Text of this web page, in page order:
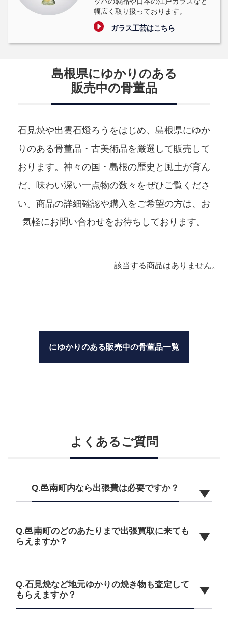
幅広く取り扱っております。
ガラス工芸はこちら
島根県にゆかりのある
販売中の骨董品
石見焼や出雲石燈ろうをはじめ、島根県にゆか
りのある骨董品・古美術品を厳選して販売して
おります。 神々の国・島根の歴史と風土が育ん
だ、味わい深い一点物の数々をぜひご覧くださ
い。 商品の詳細確認や購入をご希望の方は、お
気軽にお問い合わせをお待ちしております。
該当する商品はありません。
にゆかりのある販売中の骨董品一覧
よくあるご質問
Q.邑南町内なら出張費は必要ですか？
Q.邑南町のどのあたりまで出張買取に来ても
らえますか？
Q.石見焼など地元ゆかりの焼き物も査定して
もらえますか？